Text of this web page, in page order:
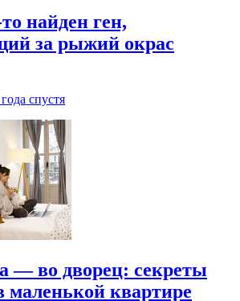
найден ген,
за рыжий окрас
спустя
— во дворец: секреты
маленькой квартире